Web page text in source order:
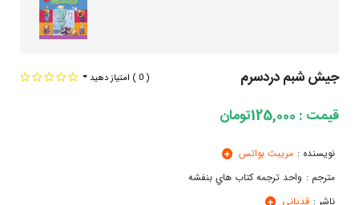
جیش شبم دردسرم ( 0 ) امتیاز دهید
قیمت : 125,000تومان
نویسنده : مریبث بواتس
مترجم : واحد ترجمه كتاب هاي بنفشه
ناشر : قدیانی